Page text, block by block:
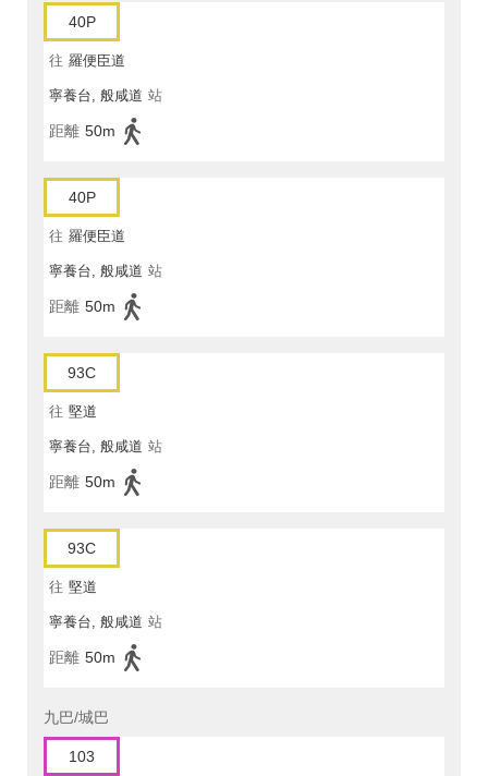
40P
往 羅便臣道
寧養台, 般咸道 站
距離 50m
40P
往 羅便臣道
寧養台, 般咸道 站
距離 50m
93C
往 堅道
寧養台, 般咸道 站
距離 50m
93C
往 堅道
寧養台, 般咸道 站
距離 50m
九巴/城巴
103